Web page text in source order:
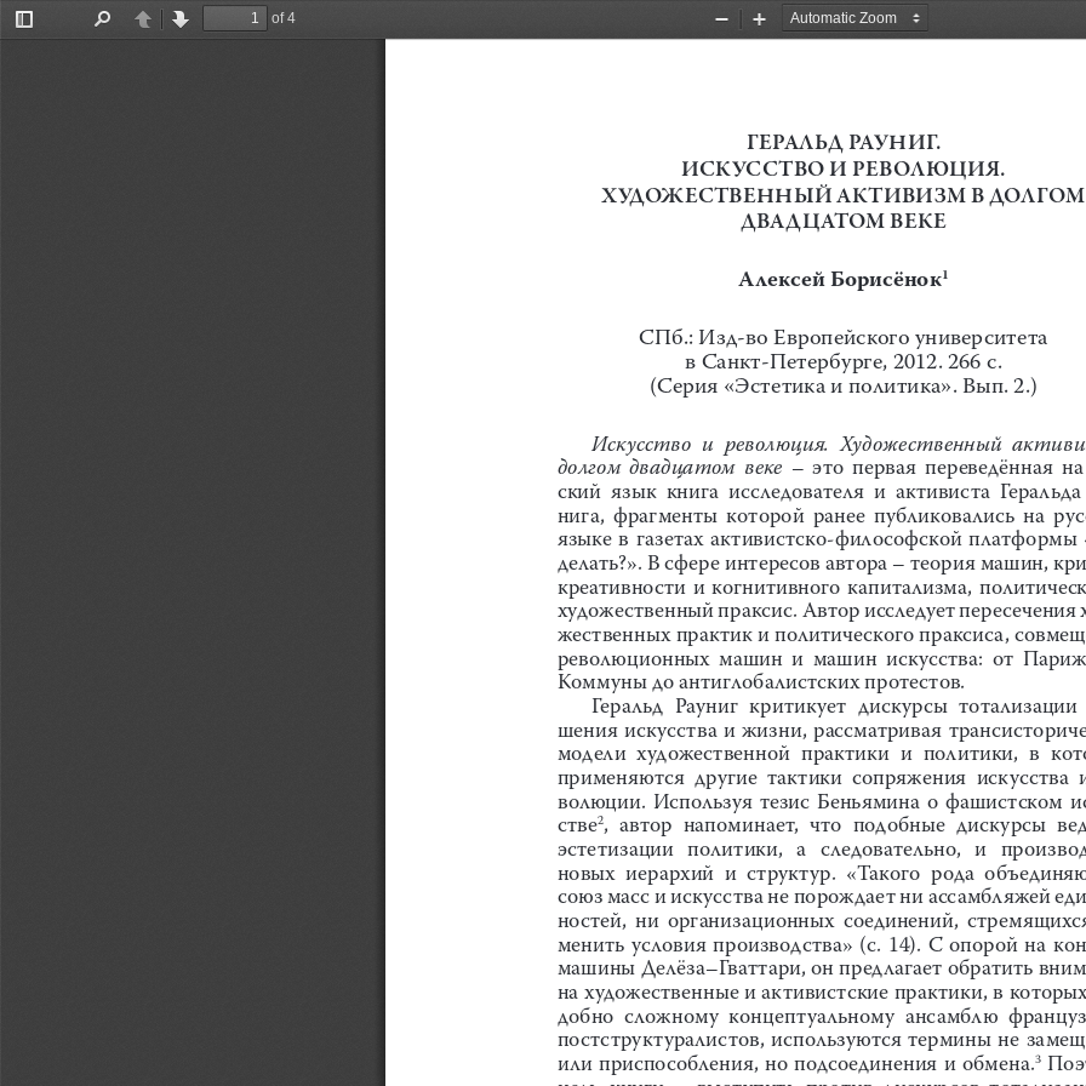
Toggle
PreviousNext
of 4
Zoom
Zoom
ГЕРАЛЬД РАУНИГ.
ИСКУССТВО И РЕВОЛЮЦИЯ
ХУДОЖЕСТВЕННЫЙ АКТИВИЗМВ ДОЛГОМ
ДВАДЦАТОМ ВЕКЕ
Алексей Борисёнок1
СПб .: Изд-во Европейского университета
в Санкт-Петербурге , 2012. 266 с
(Серия «Эстетика и политика». Вып. 2.)
Искусство и революция. Художественный
долгом двадцатом веке
  –
это первая переведённая на
ский язык книга исследователя и активиста Геральда
нига , фрагменты которой ранее публиковались на
языке в газетах активистско-философской платформы
делать?». В сфере интересов автора – теория машин ,
креативности и когнитивного капитализма
художественный праксис Автор исследуетпересечения
жественных практик и политического праксиса
революционных машин и машин искусства: от
Коммуны до антиглобалистских протестов
Геральд
Рауниг критикует дискурсы тотализации
шения искусства и жизни рассматривая
модели художественной практики и политики , в
применяются другие тактики сопряжения искусства
волюции Используя тезис Беньямина о фашистском
стве2 , автор напоминает, что подобные дискурсы
эстетизации
политики , а следовательно , и
новых иерархий и структур .  «Такого рода
союз масси искусства не порождаетни ассамбляжей
ностей , ни организационных соединений
менить условия производства»  (с .  14). С опорой на
машины Делёза–Гваттари , он предлагает обратить
на художественные и активистские практики , в которых
добно сложному концептуальному ансамблю
постструктуралистов , используются термины не
или приспособления, но подсоединения и обмена .3